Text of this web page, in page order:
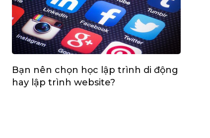
Bạn nên chọn học lập trình di động
hay lập trình website?